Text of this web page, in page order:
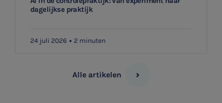
dagelijkse praktijk
24 juli 2026 2 minuten
Alle artikelen